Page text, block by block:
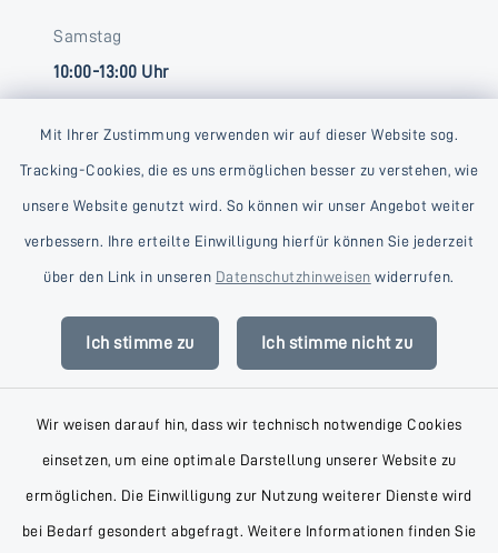
Mit Ihrer Zustimmung verwenden wir auf dieser Website sog.
Tracking-Cookies, die es uns ermöglichen besser zu verstehen, wie
unsere Website genutzt wird. So können wir unser Angebot weiter
verbessern. Ihre erteilte Einwilligung hierfür können Sie jederzeit
über den Link in unseren Datenschutzhinweisen widerrufen.
Ich stimme zu Ich stimme nicht zu
Wir weisen darauf hin, dass wir technisch notwendige Cookies
einsetzen, um eine optimale Darstellung unserer Website zu
ermöglichen. Die Einwilligung zur Nutzung weiterer Dienste wird
bei Bedarf gesondert abgefragt. Weitere Informationen finden Sie
Samstag
10:00-13:00 Uhr
Kontakt
Datenschutz
Impressum
Sitemap